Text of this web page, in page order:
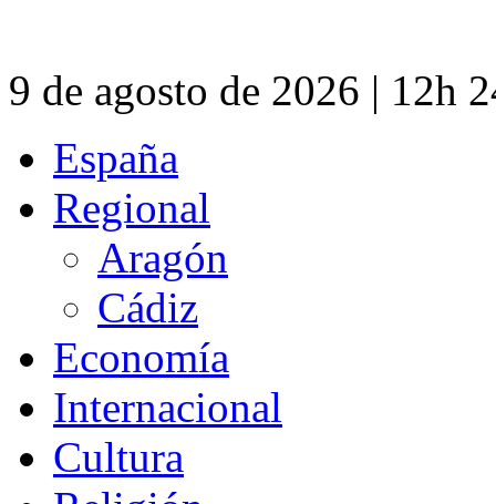
9 de agosto de 2026 | 12h
España
Regional
Aragón
Cádiz
Economía
Internacional
Cultura